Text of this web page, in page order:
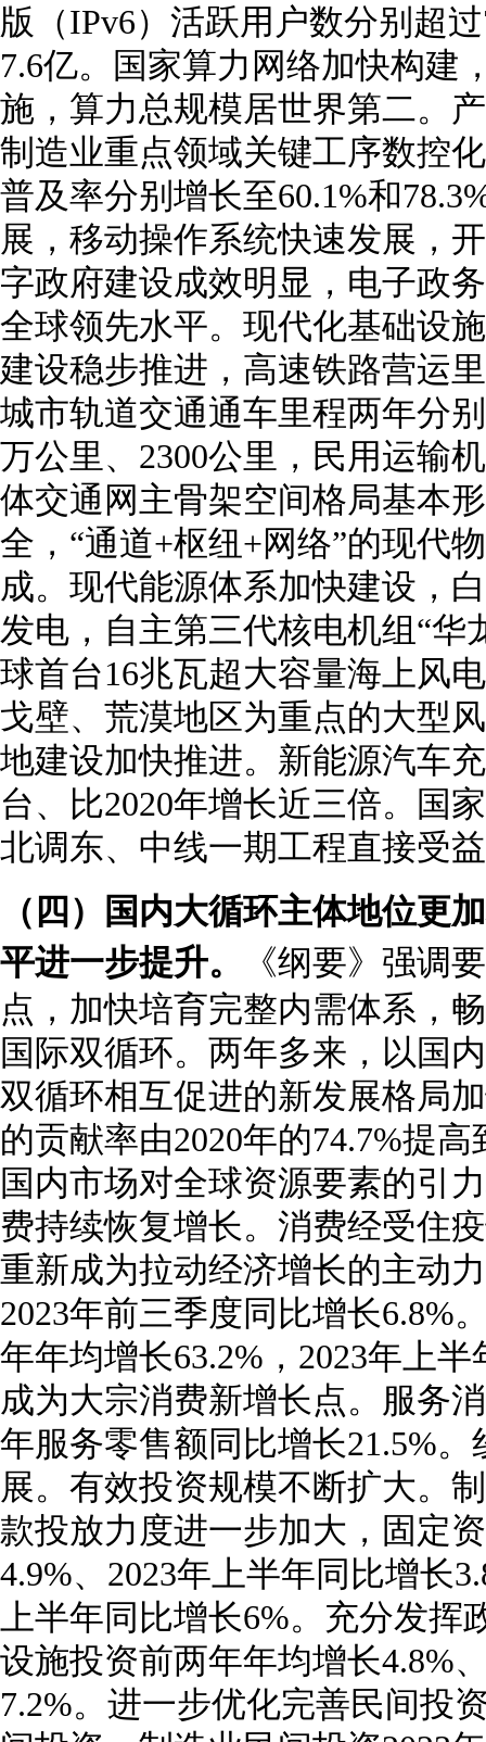
版（IPv6）活跃用户数分别超
7.6亿。国家算力网络加快构建
施，算力总规模居世界第二。
制造业重点领域关键工序数控
普及率分别增长至60.1%和
展，移动操作系统快速发展，
字政府建设成效明显，电子政
全球领先水平。现代化基础设
建设稳步推进，高速铁路营运
城市轨道交通通车里程两年分
万公里、2300公里，民用运输
体交通网主骨架空间格局基本
全，“通道+枢纽+网络”的现代
成。现代能源体系加快建设，
发电，自主第三代核电机组“华
球首台16兆瓦超大容量海上风
戈壁、荒漠地区为重点的大型
地建设加快推进。新能源汽车
台、比2020年增长近三倍。国
北调东、中线一期工程直接受
（四）国内大循环主体地位更
平进一步提升。
《纲要》强调
点，加快培育完整内需体系，
国际双循环。两年多来，以国
双循环相互促进的新发展格局
的贡献率由2020年的74.7%提
国内市场对全球资源要素的引
费持续恢复增长。消费经受住
重新成为拉动经济增长的主动
2023年前三季度同比增长6.8%
年年均增长63.2%，2023年上
成为大宗消费新增长点。服务
年服务零售额同比增长21.5%
展。有效投资规模不断扩大。
款投放力度进一步加大，固定
4.9%、2023年上半年同比增长
上半年同比增长6%。充分发
设施投资前两年年均增长4.8%
7.2%。进一步优化完善民间投